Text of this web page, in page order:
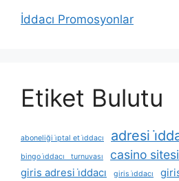
İddacı Promosyonlar
Etiket Bulutu
aboneliği i̇ptal et i̇ddacı adresi
bingo i̇ddacı turnuvası casino
giris adresi i̇ddacı giris i̇ddacı